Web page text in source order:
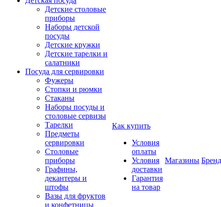
Детские столовые
приборы
Наборы детской
посуды
Детские кружки
Детские тарелки и
салатники
Посуда для сервировки
Фужеры
Стопки и рюмки
Стаканы
Наборы посуды и
столовые сервизы
Тарелки
Предметы
сервировки
Столовые
приборы
Графины,
декантеры и
штофы
Вазы для фруктов
и конфетницы
Как купить
Условия
оплаты
Условия
доставки
Гарантия
на товар
Магазины